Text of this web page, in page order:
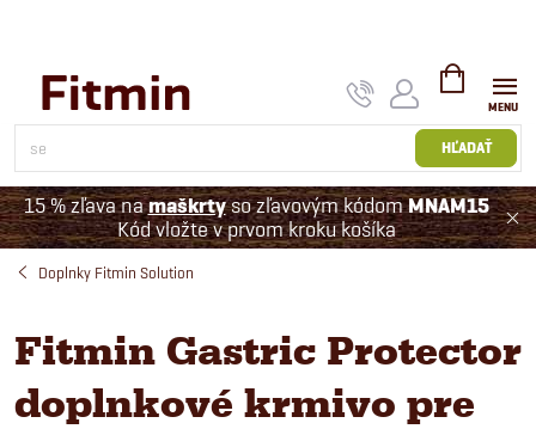
HĽADAŤ
NÁKUPNÝ
KOŠÍK
15 % zľava namaškrtyso zľavovým kódomMNAM15
Kód vložte v prvom kroku košíka
Doplnky Fitmin Solution
Fitmin Gastric Protector
doplnkové krmivo pre